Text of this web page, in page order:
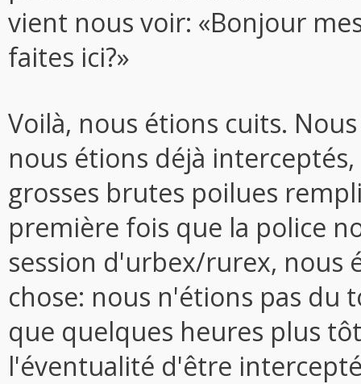
vient nous voir: «Bonjour
faites ici?»
Voilà, nous étions cuits.
nous étions déjà
grosses brutes poilues
première fois que la police
session d'urbex/rurex, nous
chose: nous n'étions pas du
que quelques heures plus
l'éventualité d'être